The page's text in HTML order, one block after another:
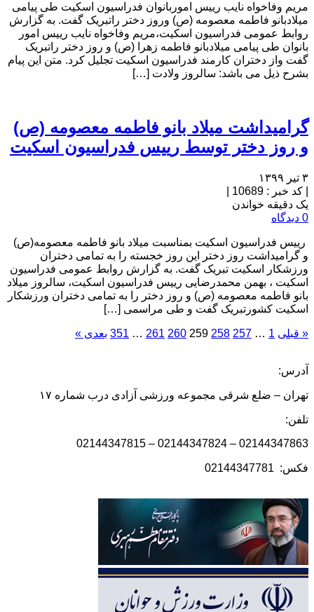
مریم وفاخواه نایب رییس اموربانوان فدراسیون اسکیت طی پیامی
میلادبانو فاطمه معصومه (ص) وروز دختر راتبریک گفت. به گزارش
روابط عمومی فدراسیون اسکیت،مریم وفاخواه نایب رییس امور
بانوان طی پیامی میلادبانو فاطمه زهرا (ص) و روز دختر راتبریک
گفت واز دختران کارمند فدراسیون اسکیت تجلیل کرد. متن این پیام
بشرح ذیل می باشد: سالروز ولادت […]
گرامیداشت میلاد بانو فاطمه معصومه (ص)
و روز دختر توسط رییس فدراسیون اسکیت
۳ تیر ۱۳۹۹
کد خبر : 10689
یک دقیقه خواندن
0 دیدگاه
رییس فدراسیون اسکیت بمناسبت میلاد بانو فاطمه معصومه(ص)
و گرامیداشت روز دختر این روز خجسته را به تمامی دختران
ورزشکار اسکیت تبریک گفت. به گزارش روابط عمومی فدراسیون
اسکیت ، بهمن محمدرضایی رییس فدراسیون اسکیت، سالروز میلاد
بانو فاطمه معصومه (ص) و روز دختر را به تمامی دختران ورزشکار
اسکیت کشورتبریک گفت و طی مراسمی […]
« قبلی 1
…
257
258
259
260
261
…
351 بعدی »
آدرس:
تهران – ضلع شرقی مجموعه ورزشی آزادی درب شماره ۱۷
تلفن:
02144347863 – 02144347824 – 02144347815
فکس: 02144347781